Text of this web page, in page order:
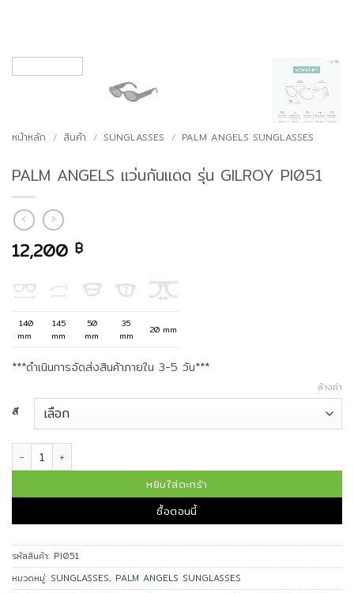
หน้าหลัก / สินค้า / SUNGLASSES / PALM ANGELS SUNGLASSES
PALM ANGELS แว่นกันแดด รุ่น GILROY PI051
12,200 ฿
140
mm
145
mm
50
mm
35
mm
20 mm
***ดำเนินการจัดส่งสินค้าภายใน 3-5 วัน***
สี
ล้างค่า
จำนวน PALM ANGELS แว่นกันแดด รุ่น GILROY PI051 ชิ้น
หยิบใส่ตะกร้า
ซื้อตอนนี้
รหัสสินค้า: PI051
หมวดหมู่: SUNGLASSES, PALM ANGELS SUNGLASSES